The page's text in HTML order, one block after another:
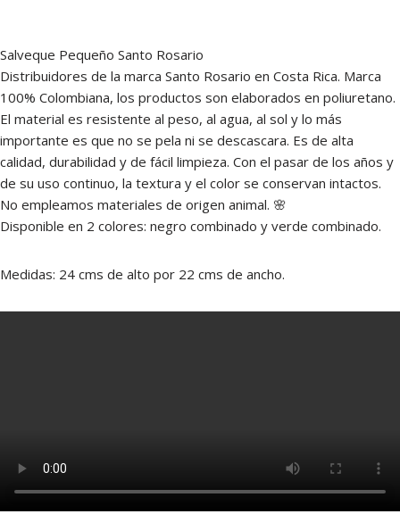
Salveque Pequeño Santo Rosario
Distribuidores de la marca Santo Rosario en Costa Rica. Marca
100% Colombiana, los productos son elaborados en poliuretano.
El material es resistente al peso, al agua, al sol y lo más
importante es que no se pela ni se descascara. Es de alta
calidad, durabilidad y de fácil limpieza. Con el pasar de los años y
de su uso continuo, la textura y el color se conservan intactos.
No empleamos materiales de origen animal. 🌸
Disponible en 2 colores: negro combinado y verde combinado.
Medidas: 24 cms de alto por 22 cms de ancho.